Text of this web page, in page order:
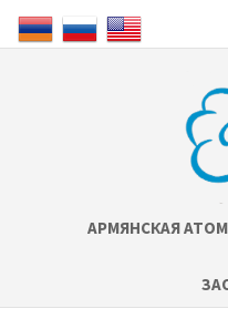
АРМЯНСКАЯ